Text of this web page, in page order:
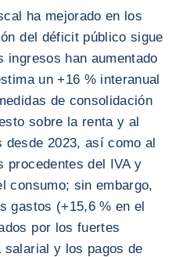
ha mejorado en los
del déficit público sigue
ingresos han aumentado
un +16 % interanual
de consolidación
sobre la renta y al
desde 2023, así como al
procedentes del IVA y
consumo; sin embargo,
gastos (+15,6 % en el
por los fuertes
salarial y los pagos de